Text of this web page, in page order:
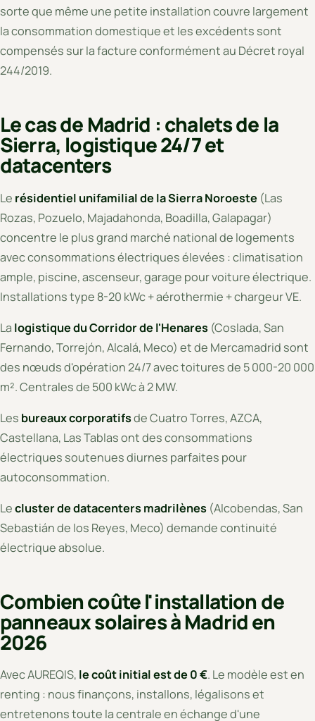
sorte que même une petite installation couvre largement
la consommation domestique et les excédents sont
compensés sur la facture conformément au Décret royal
244/2019.
Le cas de Madrid : chalets de la
Sierra, logistique 24/7 et
datacenters
Le résidentiel unifamilial de la Sierra Noroeste (Las
Rozas, Pozuelo, Majadahonda, Boadilla, Galapagar)
concentre le plus grand marché national de logements
avec consommations électriques élevées : climatisation
ample, piscine, ascenseur, garage pour voiture électrique.
Installations type 8-20 kWc + aérothermie + chargeur VE.
La logistique du Corridor de l'Henares (Coslada, San
Fernando, Torrejón, Alcalá, Meco) et de Mercamadrid sont
des nœuds d'opération 24/7 avec toitures de 5 000-20 000
m². Centrales de 500 kWc à 2 MW.
Les bureaux corporatifsde Cuatro Torres, AZCA,
Castellana, Las Tablas ont des consommations
électriques soutenues diurnes parfaites pour
autoconsommation.
Lecluster de datacenters madrilènes (Alcobendas, San
Sebastián de los Reyes, Meco) demande continuité
électrique absolue.
Combien coûte l'installation de
panneaux solaires à Madrid en
2026
Avec AUREQIS, le coût initial est de 0 €. Le modèle est en
renting : nous finançons, installons, légalisons et
entretenons toute la centrale en échange d'une